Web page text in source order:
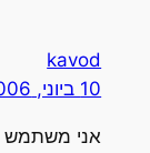
kavod
10 ביוני, 2006